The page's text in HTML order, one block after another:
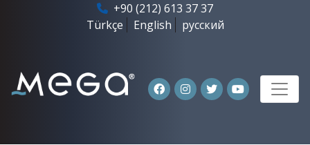
+90 (212) 613 37 37
Türkçe
English русский